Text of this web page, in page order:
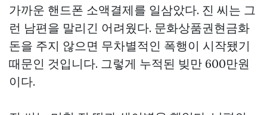
가까운 핸드폰 소액결제를 일삼았다. 진 씨는 그
런 남편을 말리긴 어려웠다. 문화상품권현금화
돈을 주지 않으면 무차별적인 폭행이 시작됐기
때문인 것입니다. 그렇게 누적된 빚만 600만원
이다.